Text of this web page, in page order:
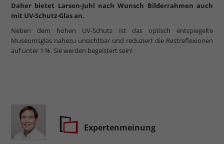
Daher bietet Larson-Juhl nach Wunsch Bilderrahmen auch
mit UV-Schutz-Glas an.
Neben dem hohen UV-Schutz ist das optisch entspiegelte
Museumsglas nahezu unsichtbar und reduziert die Restreflexionen
auf unter 1 %. Sie werden begeistert sein!
Expertenmeinung